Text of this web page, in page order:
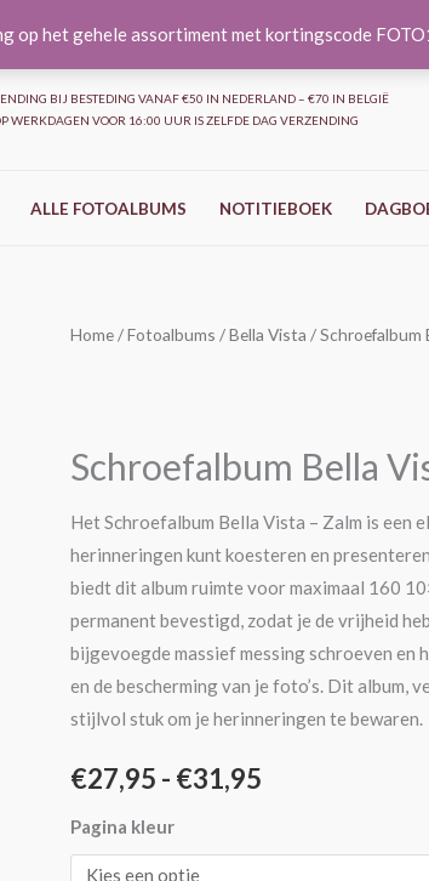
op het gehele assortiment met kortingscode
BIJ BESTEDING VANAF €50 IN NEDERLAND – €70 IN BELGIË
WERKDAGEN VOOR 16:00 UUR IS ZELFDE DAG VERZENDING
ALLE FOTOALBUMS NOTITIEBOEK
Home/Fotoalbums /Bella Vista / Schroefalbum
Schroefalbum Bella
Het Schroefalbum Bella Vista – Zalm is een
herinneringen kunt koesteren en
biedt dit album ruimte voor maximaal 160
permanent bevestigd, zodat je de vrijheid
bijgevoegde massief messing schroeven
en de bescherming van je foto’s. Dit album,
stijlvol stuk om je herinneringen te bewaren.
€27,95 - €31,95
Prijsklasse:
Pagina kleur
Schroefalbum
Zalm